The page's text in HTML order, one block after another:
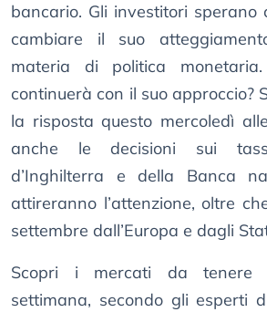
bancario. Gli investitori sperano
cambiare il suo
materia di politica
continuerà con il suo approccio?
la risposta questo mercoledì
anche le decisioni sui
d’Inghilterra e della Banca
attireranno l’attenzione, oltre
settembre dall’Europa e dagli
Scopri i mercati da tenere
settimana, secondo gli esperti